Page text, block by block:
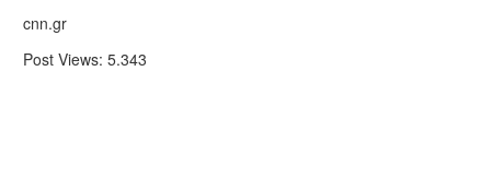
cnn.gr
Post Views: 5.343